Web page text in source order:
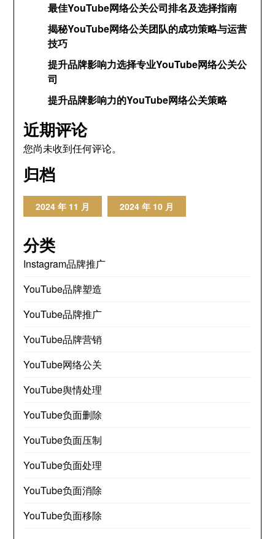
最佳YouTube网络公关公司排名及选择指南
揭秘YouTube网络公关团队的成功策略与运营
技巧
提升品牌影响力选择专业YouTube网络公关公
司
提升品牌影响力的YouTube网络公关策略
近期评论
您尚未收到任何评论。
归档
2024 年 11 月 2024 年 10 月
分类
Instagram品牌推广
YouTube品牌塑造
YouTube品牌推广
YouTube品牌营销
YouTube网络公关
YouTube舆情处理
YouTube负面删除
YouTube负面压制
YouTube负面处理
YouTube负面消除
YouTube负面移除